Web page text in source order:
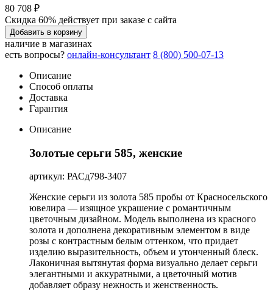
80 708 ₽
Скидка 60% действует при заказе с сайта
Добавить в корзину
наличие в магазинах
есть вопросы? онлайн-консультант 8 (800) 500-07-13
Описание
Способ оплаты
Доставка
Гарантия
Описание
Золотые серьги 585, женские
артикул: РАСд798-3407
Женские серьги из золота 585 пробы от Красносельского
ювелира — изящное украшение с романтичным
цветочным дизайном. Модель выполнена из красного
золота и дополнена декоративным элементом в виде
розы с контрастным белым оттенком, что придает
изделию выразительность, объем и утонченный блеск.
Лаконичная вытянутая форма визуально делает серьги
элегантными и аккуратными, а цветочный мотив
добавляет образу нежность и женственность.